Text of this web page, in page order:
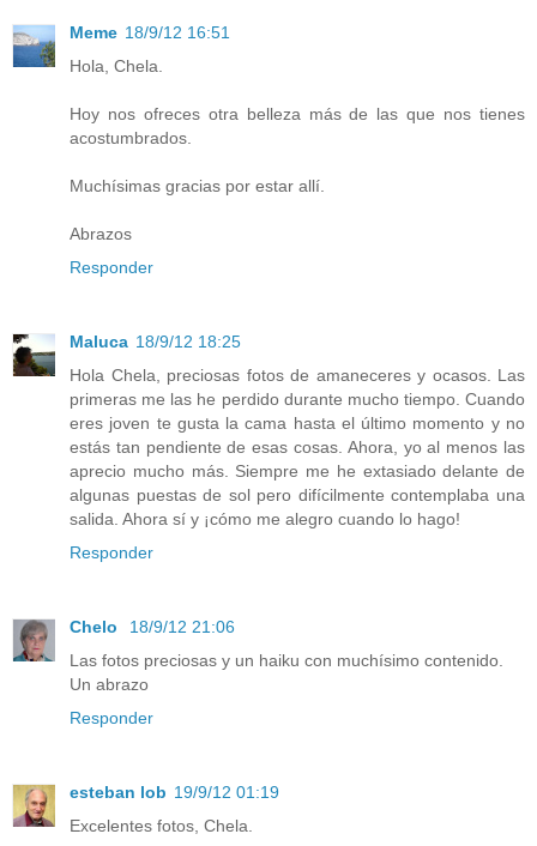
Meme 18/9/12 16:51
Hola, Chela.
Hoy nos ofreces otra belleza más de las que nos tienes
acostumbrados.
Muchísimas gracias por estar allí.
Abrazos
Responder
Maluca 18/9/12 18:25
Hola Chela, preciosas fotos de amaneceres y ocasos. Las
primeras me las he perdido durante mucho tiempo. Cuando
eres joven te gusta la cama hasta el último momento y no
estás tan pendiente de esas cosas. Ahora, yo al menos las
aprecio mucho más. Siempre me he extasiado delante de
algunas puestas de sol pero difícilmente contemplaba una
salida. Ahora sí y ¡cómo me alegro cuando lo hago!
Responder
Chelo
18/9/12 21:06
Las fotos preciosas y un haiku con muchísimo contenido.
Un abrazo
Responder
esteban lob 19/9/12 01:19
Excelentes fotos, Chela.